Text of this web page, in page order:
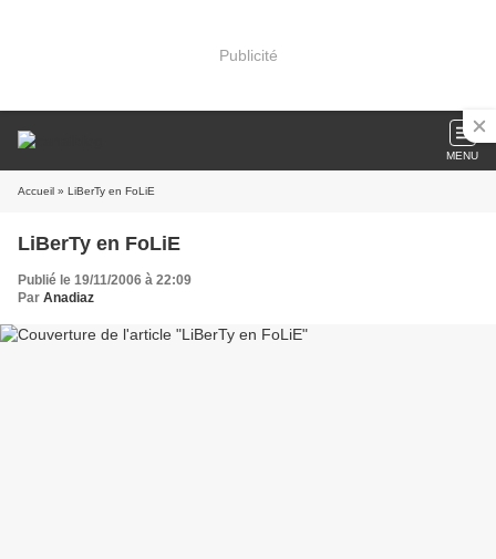
Publicité
MENU
Accueil » LiBerTy en FoLiE
LiBerTy en FoLiE
Publié le 19/11/2006 à 22:09
Par Anadiaz